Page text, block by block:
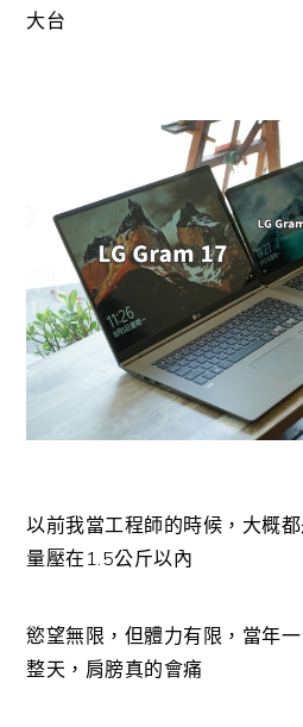
大台
以前我當工程師的時候，大概
量壓在1.5公斤以內
慾望無限，但體力有限，當年
整天，肩膀真的會痛